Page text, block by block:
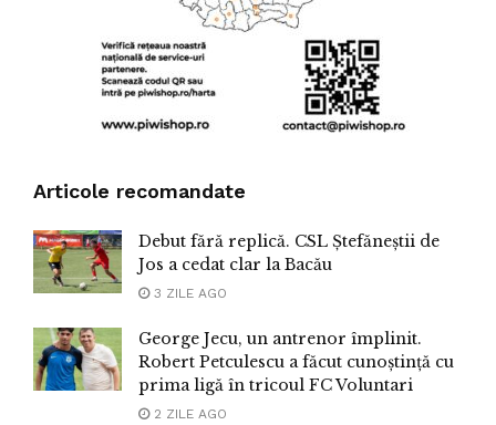
Articole recomandate
Debut fără replică. CSL Ștefăneștii de
Jos a cedat clar la Bacău
3 ZILE AGO
George Jecu, un antrenor împlinit.
Robert Petculescu a făcut cunoștință cu
prima ligă în tricoul FC Voluntari
2 ZILE AGO